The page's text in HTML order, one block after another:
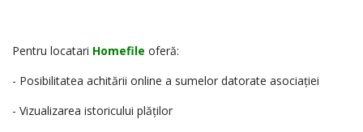
Pentru locatari Homefile oferă:
- Posibilitatea achitării online a sumelor datorate asociației
- Vizualizarea istoricului plăților